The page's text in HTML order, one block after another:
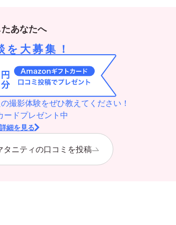
あなたへ
大募集！
撮影体験をぜひ教えてください！
ドプレゼント中
細を見る
タニティの口コミを投稿